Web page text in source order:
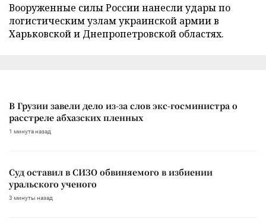
Вооруженные силы России нанесли удары по
логистическим узлам украинской армии в
Харьковской и Днепропетровской областях.
В Грузии завели дело из-за слов экс-госминистра о
расстреле абхазских пленных
1 минута назад
Суд оставил в СИЗО обвиняемого в избиении
уральского ученого
3 минуты назад